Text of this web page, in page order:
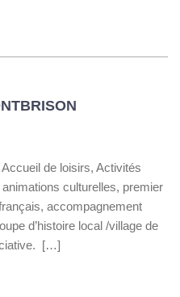
de loisirs, Activités
culturelles, premier
accompagnement
d’histoire local /village de
[…]